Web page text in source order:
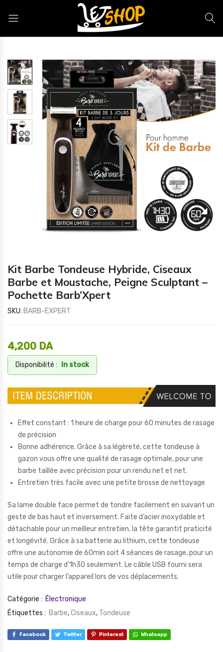
Kit Barbe Tondeuse Hybride, Ciseaux
Barbe et Moustache, Peigne Sculptant –
Pochette Barb’Xpert
SKU: BARB-EXPERT
4,200 DA
Disponibilité : In stock
Effet constant : 1 heure de charge pour 60 minutes de rasage
de précision
Bonne adhérence. Grâce à sa légèreté, cette tondeuse à
gazon vous offre une qualité de rasage optimale, pour une
barbe taillée avec précision pour un rendu net et net.
Entretien très facile avec une petite brosse de nettoyage
Sa lame double face permet de tondre facilement en suivant un
geste de bas haut et inversement. Faite d’acier inoxydable et
détachable pour un meilleur entretien, la tête garantit praticité
et longévité. Grâce à sa batterie au lithium, cette tondeuse
offre une autonomie de 60min soit 4 séances de rasage, pour un
temps de charge d’1h30 seulement. Le câble USB fourni sera
utile pour charger l’appareil lors de vos déplacements.
Catégorie : Électronique
Étiquettes : Barbe,Ciseaux, Tondeuse
Facebook Twitter Pinterest Whatsapp